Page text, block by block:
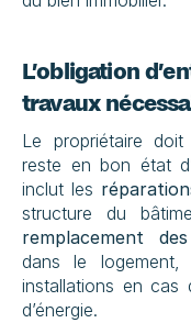
L’obligation
travaux
Le propriétaire
reste en bon état
inclut les
remplacement
dans le
installations en cas
d’énergie.